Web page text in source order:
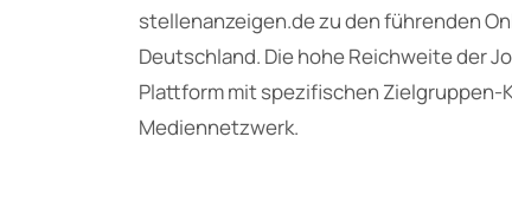
stellenanzeigen.de zu den führenden
Deutschland. Die hohe Reichweite der
Plattform mit spezifischen Zielgruppen-
Mediennetzwerk.